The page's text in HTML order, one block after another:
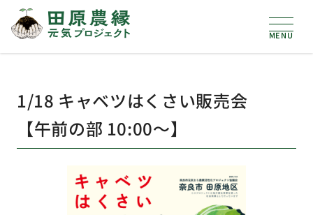
1/18 キャベツはくさい販売会
【午前の部 10:00〜】